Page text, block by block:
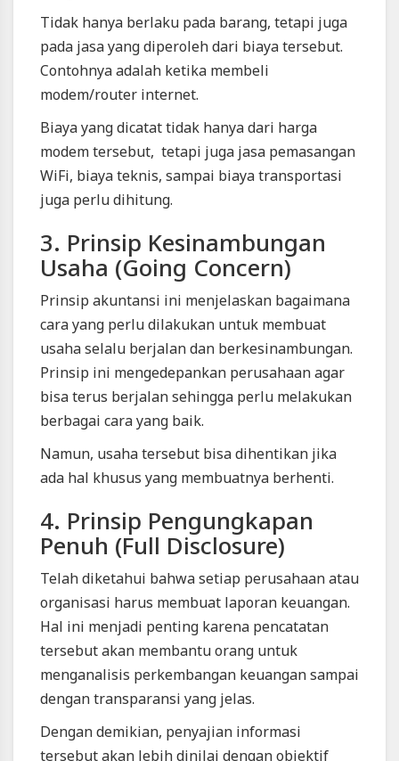
Tidak hanya berlaku pada barang, tetapi juga
pada jasa yang diperoleh dari biaya tersebut.
Contohnya adalah ketika membeli
modem/router internet.
Biaya yang dicatat tidak hanya dari harga
modem tersebut, tetapi juga jasa pemasangan
WiFi, biaya teknis, sampai biaya transportasi
juga perlu dihitung.
3. Prinsip Kesinambungan
Usaha (Going Concern)
Prinsip akuntansi ini menjelaskan bagaimana
cara yang perlu dilakukan untuk membuat
usaha selalu berjalan dan berkesinambungan.
Prinsip ini mengedepankan perusahaan agar
bisa terus berjalan sehingga perlu melakukan
berbagai cara yang baik.
Namun, usaha tersebut bisa dihentikan jika
ada hal khusus yang membuatnya berhenti.
4. Prinsip Pengungkapan
Penuh (Full Disclosure)
Telah diketahui bahwa setiap perusahaan atau
organisasi harus membuat laporan keuangan.
Hal ini menjadi penting karena pencatatan
tersebut akan membantu orang untuk
menganalisis perkembangan keuangan sampai
dengan transparansi yang jelas.
Dengan demikian, penyajian informasi
tersebut akan lebih dinilai dengan objektif